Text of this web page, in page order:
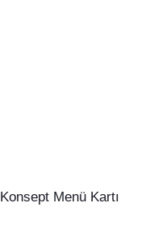
Menü Kartı